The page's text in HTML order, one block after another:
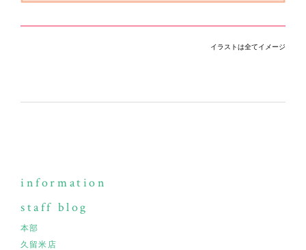
イラストは全てイメージ
information
staff blog
本部
久留米店